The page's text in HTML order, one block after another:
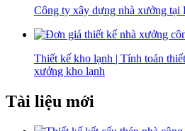
Công ty xây dựng nhà xưởng tại
Thiết kế kho lạnh | Tính toán
xưởng kho lạnh
Tài liệu mới